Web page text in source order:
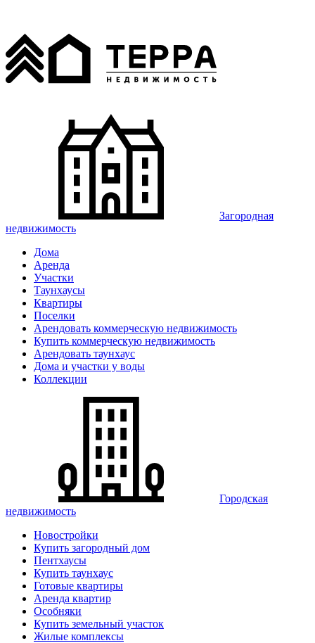
Загородная
недвижимость
Дома
Аренда
Участки
Таунхаусы
Квартиры
Поселки
Арендовать коммерческую недвижимость
Купить коммерческую недвижимость
Арендовать таунхаус
Дома и участки у воды
Коллекции
Городская
недвижимость
Новостройки
Купить загородный дом
Пентхаусы
Купить таунхаус
Готовые квартиры
Аренда квартир
Особняки
Купить земельный участок
Жилые комплексы